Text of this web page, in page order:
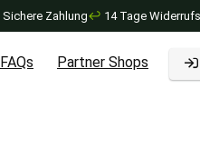
Sichere Zahlung↩ 14 Tage
FAQs Partner Shops